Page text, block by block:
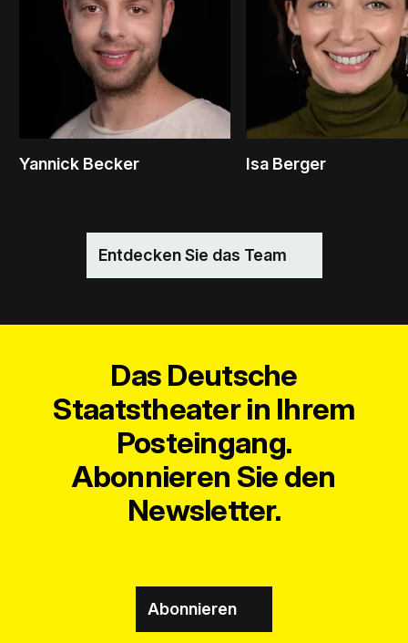
Yannick Becker Isa Berger
Entdecken Sie das Team
Das Deutsche
Staatstheater in Ihrem
Posteingang.
Abonnieren Sie den
Newsletter.
Abonnieren